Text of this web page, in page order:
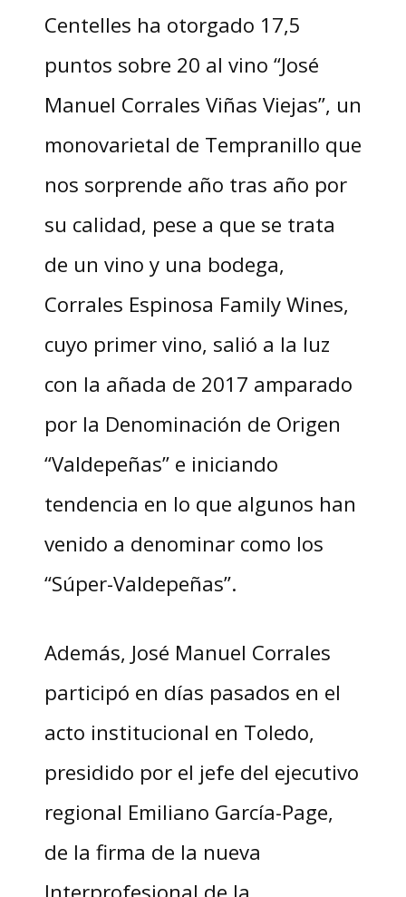
Centelles ha otorgado 17,5
puntos sobre 20 al vino “José
Manuel Corrales Viñas Viejas”, un
monovarietal de Tempranillo que
nos sorprende año tras año por
su calidad, pese a que se trata
de un vino y una bodega,
Corrales Espinosa Family Wines,
cuyo primer vino, salió a la luz
con la añada de 2017 amparado
por la Denominación de Origen
“Valdepeñas” e iniciando
tendencia en lo que algunos han
venido a denominar como los
“Súper-Valdepeñas”.
Además, José Manuel Corrales
participó en días pasados en el
acto institucional en Toledo,
presidido por el jefe del ejecutivo
regional Emiliano García-Page,
de la firma de la nueva